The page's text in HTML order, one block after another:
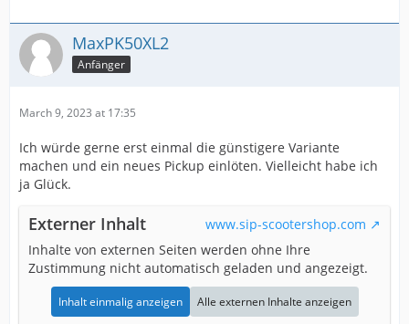
MaxPK50XL2
Anfänger
March 9, 2023 at 17:35
Ich würde gerne erst einmal die günstigere Variante
machen und ein neues Pickup einlöten. Vielleicht habe ich
ja Glück.
Externer Inhalt
www.sip-scootershop.com
Inhalte von externen Seiten werden ohne Ihre
Zustimmung nicht automatisch geladen und angezeigt.
Inhalt einmalig anzeigen Alle externen Inhalte anzeigen